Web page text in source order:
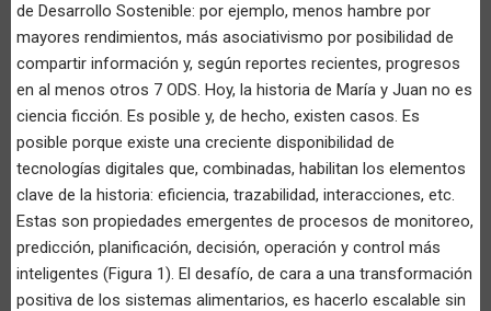
de Desarrollo Sostenible: por ejemplo, menos hambre por
mayores rendimientos, más asociativismo por posibilidad de
compartir información y, según reportes recientes, progresos
en al menos otros 7 ODS. Hoy, la historia de María y Juan no es
ciencia ficción. Es posible y, de hecho, existen casos. Es
posible porque existe una creciente disponibilidad de
tecnologías digitales que, combinadas, habilitan los elementos
clave de la historia: eficiencia, trazabilidad, interacciones, etc.
Estas son propiedades emergentes de procesos de monitoreo,
predicción, planificación, decisión, operación y control más
inteligentes (Figura 1). El desafío, de cara a una transformación
positiva de los sistemas alimentarios, es hacerlo escalable sin